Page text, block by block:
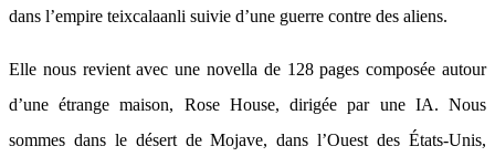
dans l’empire teixcalaanli suivie d’une guerre contre des aliens.
Elle nous revient avec une novella de 128 pages composée autour
d’une étrange maison, Rose House, dirigée par une IA. Nous
sommes dans le désert de Mojave, dans l’Ouest des États-Unis,